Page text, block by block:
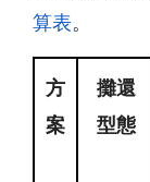
算表。
方
案
攤還
型態